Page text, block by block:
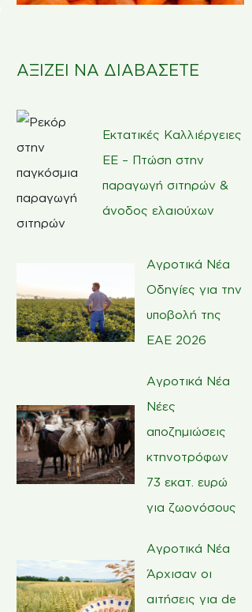
ΑΞΙΖΕΙ ΝΑ ΔΙΑΒΑΣΕΤΕ
Εκτατικές Καλλιέργειες
ΕΕ – Πτώση στην
παραγωγή σιτηρών &
άνοδος ελαιούχων
Αγροτικά Νέα
Οδηγίες για την
υποβολή της
ΕΑΕ 2026
Αγροτικά Νέα
Νέες
αποζημιώσεις
κτηνοτρόφων
73 εκατ. ευρώ
για ζωονόσους
Αγροτικά Νέα
Άρχισαν οι
αιτήσεις για de